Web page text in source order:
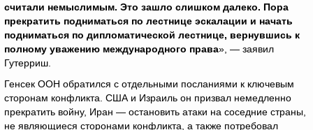
считали немыслимым. Это зашло слишком далеко. Пора
прекратить подниматься по лестнице эскалации и начать
подниматься по дипломатической лестнице, вернувшись к
полному уважению международного права», — заявил
Гутерриш.
Генсек ООН обратился с отдельными посланиями к ключевым
сторонам конфликта. США и Израиль он призвал немедленно
прекратить войну, Иран — остановить атаки на соседние страны,
не являющиеся сторонами конфликта, а также потребовал